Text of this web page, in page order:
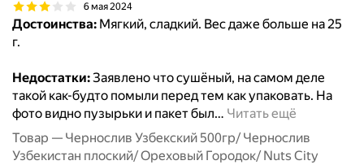
6 мая 2024
Достоинства: Мягкий, сладкий. Вес даже больше на 25
г.
Недостатки:Заявлено что сушёный, на самом деле
такой как-будто помыли перед тем как упаковать. На
фото видно пузырьки и пакет был… Читать ещё
Товар — Чернослив Узбекский 500гр/ Чернослив
Узбекистан плоский/ Ореховый Городок/ Nuts City